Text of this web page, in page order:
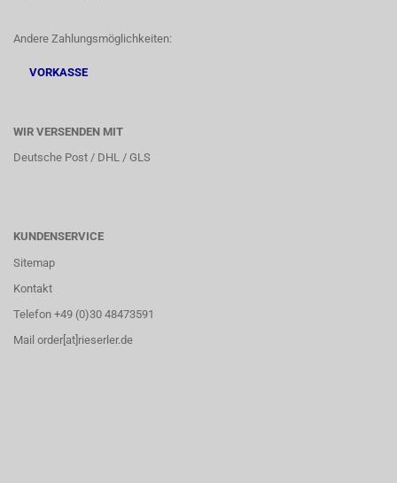
Andere Zahlungsmöglichkeiten:
VORKASSE
WIR VERSENDEN MIT
Deutsche Post / DHL / GLS
KUNDENSERVICE
Sitemap
Kontakt
Telefon +49 (0)30 48473591
Mail order[at]rieserler.de